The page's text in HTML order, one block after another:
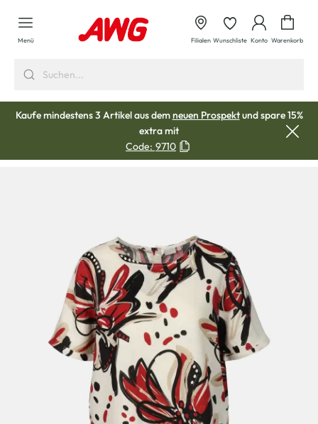
springen
Menü Filialen Wunschliste Konto Warenkorb
Kaufe mindestens 3 Artikel aus demneuen Prospektund spare 15%
extra mit
Code: 9710